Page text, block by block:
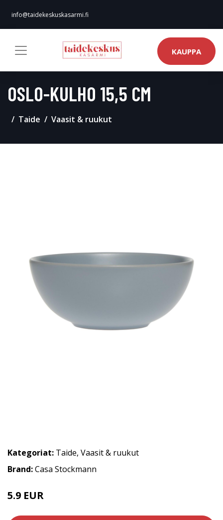
info@taidekeskuskasarmi.fi
KAUPPA
OSLO-KULHO 15,5 CM
Taide Vaasit & ruukut
Kategoriat: Taide, Vaasit & ruukut
Brand:Casa Stockmann
5.9 EUR